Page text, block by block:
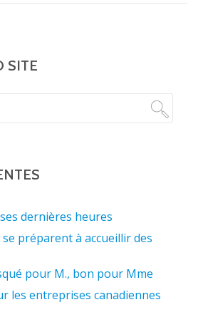
SITE
dernières heures
préparent à accueillir des
pour M., bon pour Mme
les entreprises canadiennes